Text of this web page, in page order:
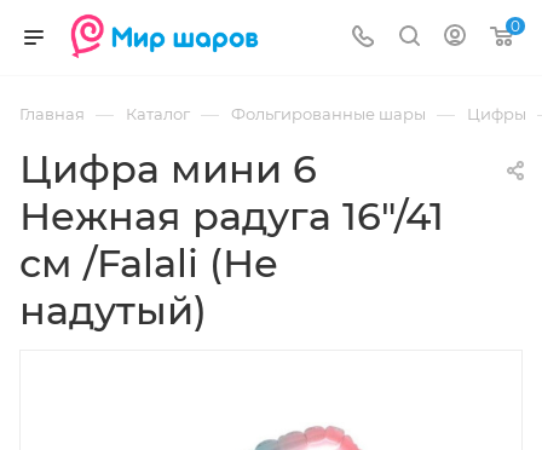
0
Главная — Каталог — Фольгированные шары — Цифры
Цифра мини 6
Нежная радуга 16"/41
см /Falali (Не
надутый)